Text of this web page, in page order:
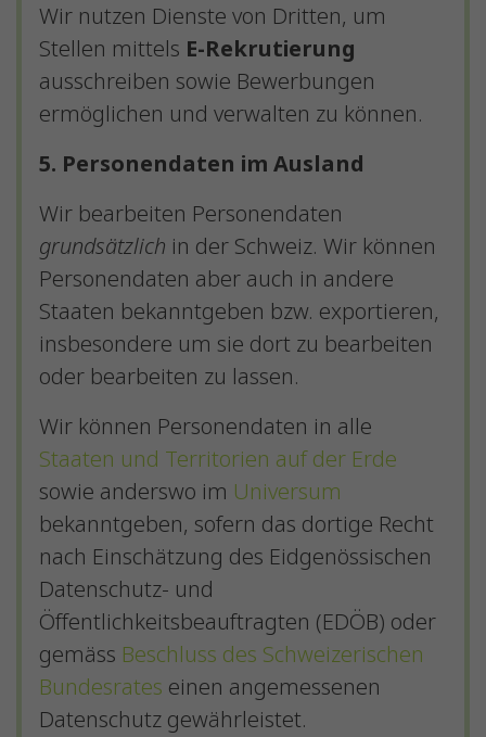
Wir nutzen Dienste von Dritten, um
Stellen mittels E-Rekrutierung
ausschreiben sowie Bewerbungen
ermöglichen und verwalten zu können.
5. Personendaten im Ausland
Wir bearbeiten Personendaten
grundsätzlich in der Schweiz. Wir können
Personendaten aber auch in andere
Staaten bekanntgeben bzw. exportieren,
insbesondere um sie dort zu bearbeiten
oder bearbeiten zu lassen.
Wir können Personendaten in alle
Staaten und Territorien auf der Erde
sowie anderswo im Universum
bekanntgeben, sofern das dortige Recht
nach Einschätzung des Eidgenössischen
Datenschutz- und
Öffentlichkeitsbeauftragten (EDÖB) oder
gemäss Beschluss des Schweizerischen
Bundesrates einen angemessenen
Datenschutz gewährleistet.